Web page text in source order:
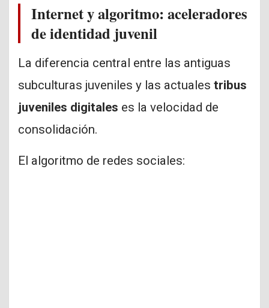
Internet y algoritmo: aceleradores
de identidad juvenil
La diferencia central entre las antiguas
subculturas juveniles y las actuales tribus
juveniles digitales es la velocidad de
consolidación.
El algoritmo de redes sociales: